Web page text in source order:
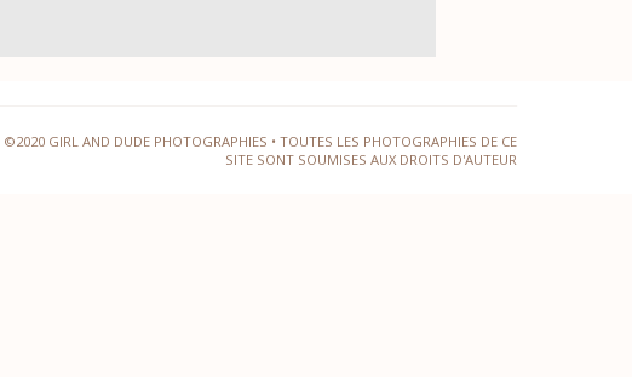
©2020 GIRL AND DUDE PHOTOGRAPHIES • TOUTES LES PHOTOGRAPHIES DE CE
SITE SONT SOUMISES AUX DROITS D'AUTEUR